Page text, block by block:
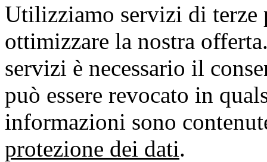
Utilizziamo servizi di terze
ottimizzare la nostra
servizi è necessario il
può essere revocato in
informazioni sono
protezione dei dati.